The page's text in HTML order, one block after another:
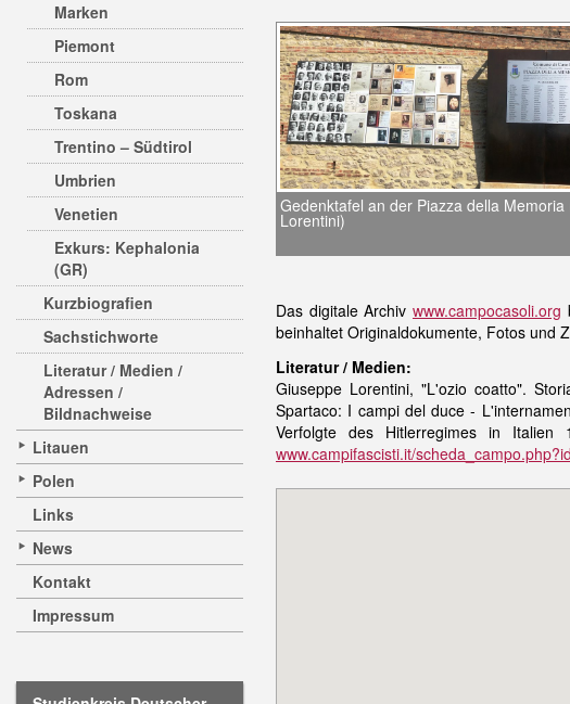
Marken
Piemont
Rom
Toskana
Trentino – Südtirol
Umbrien
Venetien
Exkurs: Kephalonia
(GR)
Kurzbiografien
Sachstichworte
Literatur / Medien /
Adressen /
Bildnachweise
Litauen
Polen
Links
News
Kontakt
Impressum
Gedenktafel an der Piazza della Memoria
Lorentini)
Das digitale Archiv www.campocasoli.org
beinhaltet Originaldokumente, Fotos und
Literatur / Medien:
Giuseppe Lorentini, "L'ozio coatto".
Spartaco: I campi del duce -
Verfolgte des Hitlerregimes in
www.campifascisti.it/